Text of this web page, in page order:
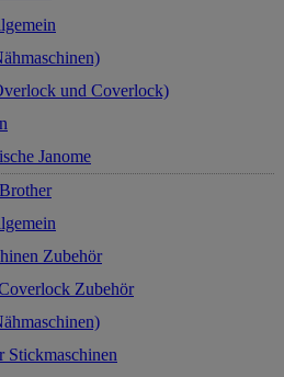
und Coverlock)
Janome
Zubehör
Zubehör
Stickmaschinen